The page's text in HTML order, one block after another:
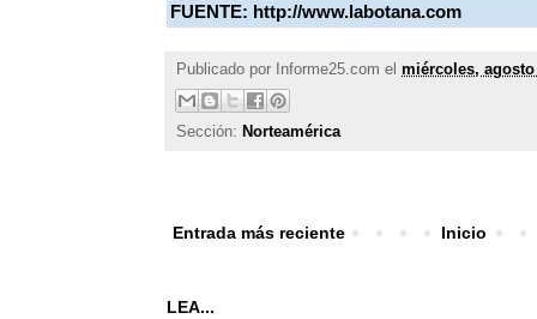
FUENTE: http://www.labotana.com
Publicado por Informe25.com el miércoles, agosto
Sección: Norteamérica
Entrada más reciente Inicio
LEA...